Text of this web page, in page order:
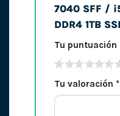
7040 SFF /
DDR4 1TB
Tu puntuación
Tu valoración *